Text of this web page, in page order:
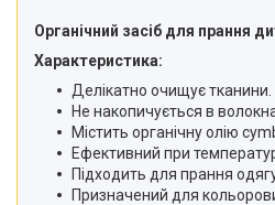
Органічний засіб для прання
Характеристика:
Делікатно очищує тканини.
Не накопичується в
Містить органічну олію
Ефективний при
Підходить для прання
Призначений для